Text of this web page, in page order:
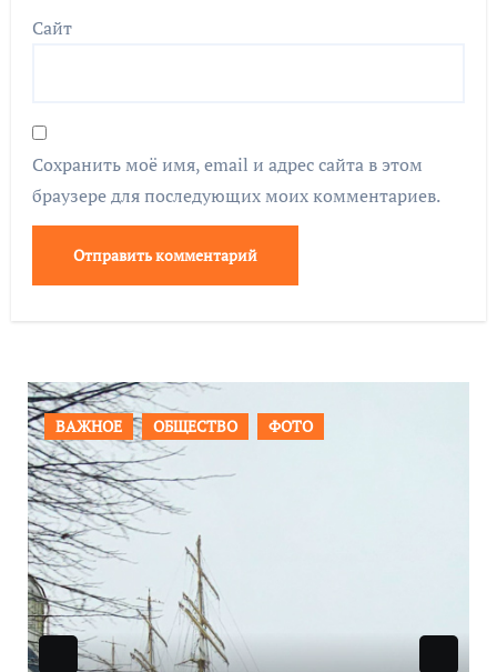
Сайт
Сохранить моё имя, email и адрес сайта в этом
браузере для последующих моих комментариев.
ПРОИСШЕСТВИЯ ФОТО